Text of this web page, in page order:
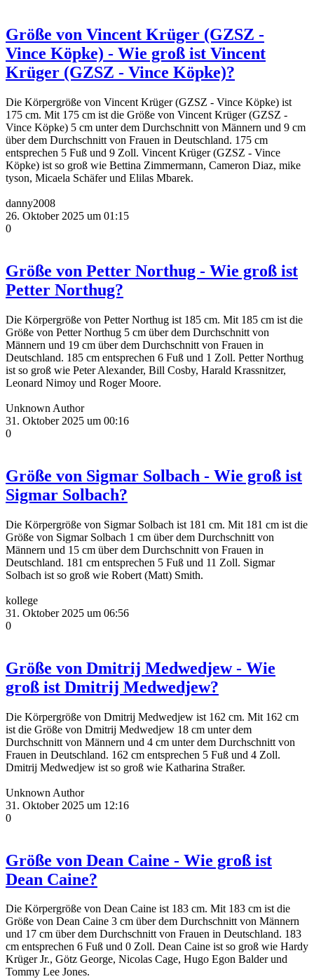
Größe von Vincent Krüger (GZSZ -
Vince Köpke) - Wie groß ist Vincent
Krüger (GZSZ - Vince Köpke)?
Die Körpergröße von Vincent Krüger (GZSZ - Vince Köpke) ist
175 cm. Mit 175 cm ist die Größe von Vincent Krüger (GZSZ -
Vince Köpke) 5 cm unter dem Durchschnitt von Männern und 9 cm
über dem Durchschnitt von Frauen in Deutschland. 175 cm
entsprechen 5 Fuß und 9 Zoll. Vincent Krüger (GZSZ - Vince
Köpke) ist so groß wie Bettina Zimmermann, Cameron Diaz, mike
tyson, Micaela Schäfer und Elilas Mbarek.
danny2008
26. Oktober 2025 um 01:15
0
Größe von Petter Northug - Wie groß ist
Petter Northug?
Die Körpergröße von Petter Northug ist 185 cm. Mit 185 cm ist die
Größe von Petter Northug 5 cm über dem Durchschnitt von
Männern und 19 cm über dem Durchschnitt von Frauen in
Deutschland. 185 cm entsprechen 6 Fuß und 1 Zoll. Petter Northug
ist so groß wie Peter Alexander, Bill Cosby, Harald Krassnitzer,
Leonard Nimoy und Roger Moore.
Unknown Author
31. Oktober 2025 um 00:16
0
Größe von Sigmar Solbach - Wie groß ist
Sigmar Solbach?
Die Körpergröße von Sigmar Solbach ist 181 cm. Mit 181 cm ist die
Größe von Sigmar Solbach 1 cm über dem Durchschnitt von
Männern und 15 cm über dem Durchschnitt von Frauen in
Deutschland. 181 cm entsprechen 5 Fuß und 11 Zoll. Sigmar
Solbach ist so groß wie Robert (Matt) Smith.
kollege
31. Oktober 2025 um 06:56
0
Größe von Dmitrij Medwedjew - Wie
groß ist Dmitrij Medwedjew?
Die Körpergröße von Dmitrij Medwedjew ist 162 cm. Mit 162 cm
ist die Größe von Dmitrij Medwedjew 18 cm unter dem
Durchschnitt von Männern und 4 cm unter dem Durchschnitt von
Frauen in Deutschland. 162 cm entsprechen 5 Fuß und 4 Zoll.
Dmitrij Medwedjew ist so groß wie Katharina Straßer.
Unknown Author
31. Oktober 2025 um 12:16
0
Größe von Dean Caine - Wie groß ist
Dean Caine?
Die Körpergröße von Dean Caine ist 183 cm. Mit 183 cm ist die
Größe von Dean Caine 3 cm über dem Durchschnitt von Männern
und 17 cm über dem Durchschnitt von Frauen in Deutschland. 183
cm entsprechen 6 Fuß und 0 Zoll. Dean Caine ist so groß wie Hardy
Krüger Jr., Götz George, Nicolas Cage, Hugo Egon Balder und
Tommy Lee Jones.